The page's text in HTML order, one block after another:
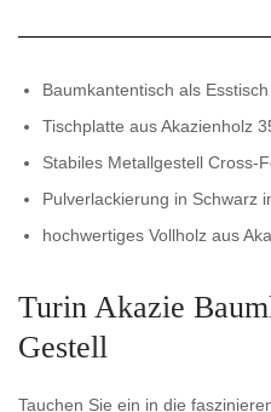
Baumkantentisch als
Tischplatte aus Akazienholz
Stabiles Metallgestell Cross-
Pulverlackierung in Schwarz
hochwertiges Vollholz aus
Turin Akazie
Gestell
Tauchen Sie ein in die